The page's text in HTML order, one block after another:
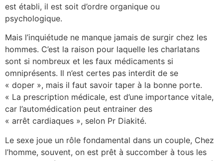
est établi, il est soit d’ordre organique ou
psychologique.
Mais l’inquiétude ne manque jamais de surgir chez les
hommes. C’est la raison pour laquelle les charlatans
sont si nombreux et les faux médicaments si
omniprésents. Il n’est certes pas interdit de se
« doper », mais il faut savoir taper à la bonne porte.
« La prescription médicale, est d’une importance vitale,
car l’automédication peut entrainer des
« arrêt cardiaques », selon Pr Diakité.
Le sexe joue un rôle fondamental dans un couple, Chez
l’homme, souvent, on est prêt à succomber à tous les